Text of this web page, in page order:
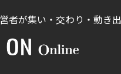
者が集い・交わり・動き